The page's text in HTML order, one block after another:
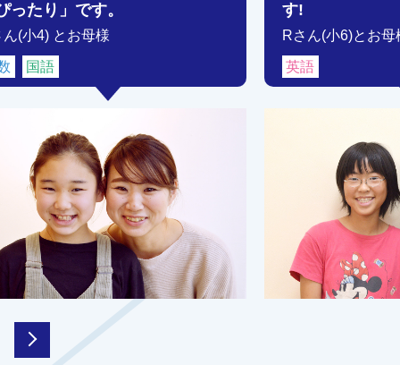
ったり」です。
ん(小4) とお母様
国語
す!
Rさん(小6)とお母
英語